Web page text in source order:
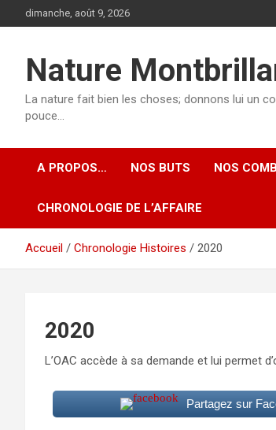
au
dimanche, août 9, 2026
Nature
La nature fait bien les choses; donnons lui un
pouce…
A PROPOS… NOS BUTS NOS
CHRONOLOGIE DE L’AFFAIRE
Accueil Chronologie Histoires 2020
2020
L’OAC accède à sa demande et lui permet
Partagez sur